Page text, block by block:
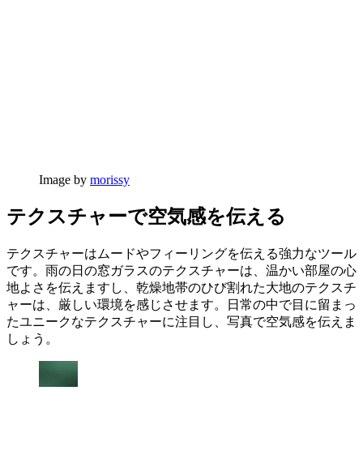
Image by morissy
テクスチャーで空気感を伝える
テクスチャーはムードやフィーリングを伝える強力なツール
です。雨の日の窓ガラスのテクスチャーは、温かい部屋の心
地よさを伝えますし、乾燥地帯のひび割れた大地のテクスチ
ャーは、厳しい環境を感じさせます。日常の中で目に留まっ
たユニークなテクスチャーに注目し、写真で空気感を伝えま
しょう。